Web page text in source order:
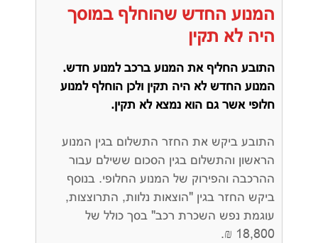
המנוע החדש שהוחלף במוסך
היה לא תקין
התובע החליף את המנוע ברכב למנוע חדש.
המנוע החדש לא היה תקין ולכן הוחלף למנוע
חלופי אשר גם הוא נמצא לא תקין.
התובע ביקש את החזר התשלום בגין המנוע
הראשון והתשלום בגין הסכום ששילם עבור
ההרכבה והפירוק של המנוע החלופי. בנוסף
ביקש החזר בגין "הוצאות נלוות, התרוצצות,
עוגמת נפש השכרת רכב" בסך כולל של
18,800 ₪.